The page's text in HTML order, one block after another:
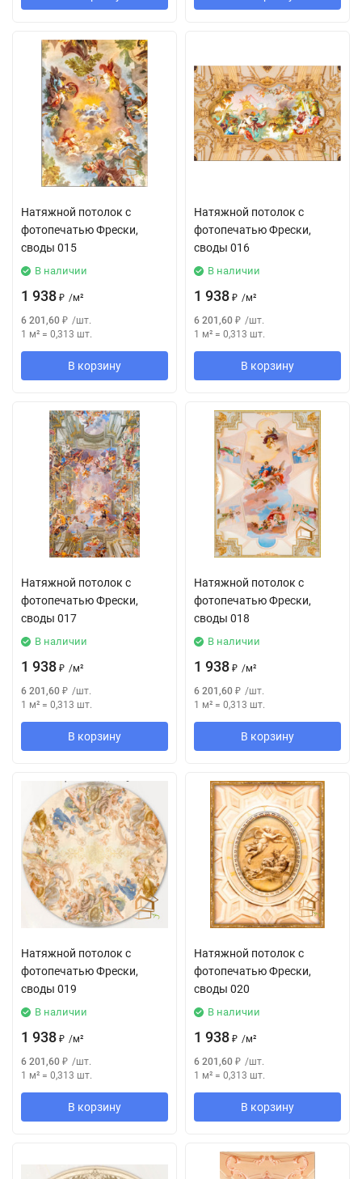
Натяжной потолок с
фотопечатью Фрески,
своды 015
В наличии
1 938 ₽ /м²
6 201,60 ₽ /шт.
1 м² = 0,313 шт.
В корзину
Натяжной потолок с
фотопечатью Фрески,
своды 016
В наличии
1 938 ₽ /м²
6 201,60 ₽ /шт.
1 м² = 0,313 шт.
В корзину
Натяжной потолок с
фотопечатью Фрески,
своды 017
В наличии
1 938 ₽ /м²
6 201,60 ₽ /шт.
1 м² = 0,313 шт.
В корзину
Натяжной потолок с
фотопечатью Фрески,
своды 018
В наличии
1 938 ₽ /м²
6 201,60 ₽ /шт.
1 м² = 0,313 шт.
В корзину
Натяжной потолок с
фотопечатью Фрески,
своды 019
В наличии
1 938 ₽ /м²
6 201,60 ₽ /шт.
1 м² = 0,313 шт.
В корзину
Натяжной потолок с
фотопечатью Фрески,
своды 020
В наличии
1 938 ₽ /м²
6 201,60 ₽ /шт.
1 м² = 0,313 шт.
В корзину